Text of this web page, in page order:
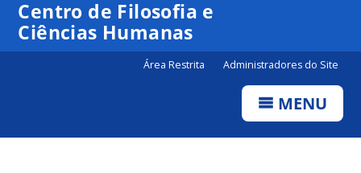
Centro de Filosofia e
Ciências Humanas
Área Restrita Administradores do Site
MENU